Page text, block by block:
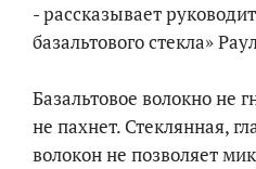
- рассказывает
базальтового стекла»
Базальтовое волокно не
не пахнет. Стеклянная,
волокон не позволяет